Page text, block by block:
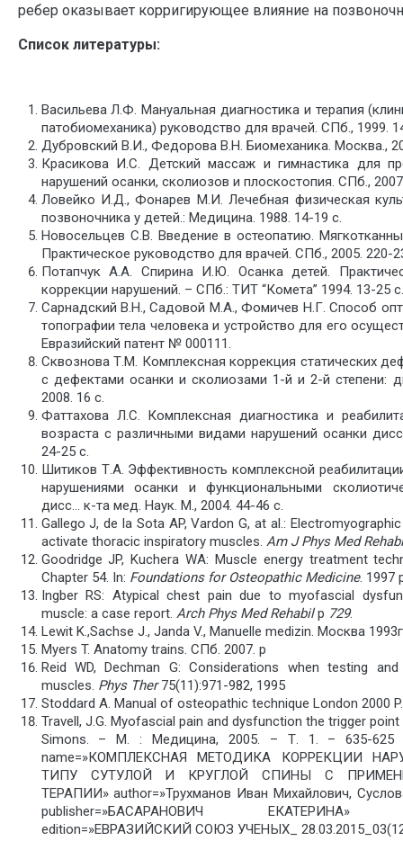
ребер оказывает корригирующее влияние на
Список литературы:
Васильева Л.Ф. Мануальная диагностика и терапия
патобиомеханика) руководство для врачей. СПб., 1999.
Дубровский В.И., Федорова В.Н. Биомеханика. Москва.,
Красикова И.С. Детский массаж и гимнастика для
нарушений осанки, сколиозов и плоскостопия. СПб.,
Ловейко И.Д., Фонарев М.И. Лечебная физическая
позвоночника у детей.: Медицина. 1988. 14-19 с.
Новосельцев С.В. Введение в остеопатию.
Практическое руководство для врачей. СПб., 2005. 220-
Потапчук А.А. Спирина И.Ю. Осанка детей.
коррекции нарушений. – СПб.: ТИТ “Комета” 1994. 13-25 с.
Сарнадский В.Н., Садовой М.А., Фомичев Н.Г. Способ
топографии тела человека и устройство для его
Евразийский патент № 000111.
Сквознова Т.М. Комплексная коррекция статических
с дефектами осанки и сколиозами 1-й и 2-й степени:
2008. 16 с.
Фаттахова Л.С. Комплексная диагностика и
возраста с различными видами нарушений осанки
24-25 с.
Шитиков Т.А. Эффективность комплексной
нарушениями осанки и функциональными
дисс… к-та мед. Наук. М., 2004. 44-46 с.
Gallego J, de la Sota AP, Vardon G, at al.:
activate thoracic inspiratory muscles. Am J Phys Med
Goodridge JP, Kuchera WA: Muscle energy treatment
Chapter 54. In: Foundations for Osteopathic Medicine. 1997
Ingber RS: Atypical chest pain due to myofascial
muscle: a case report. Arch Phys Med Rehabilp 729.
Lewit K.,Sachse J., Janda V., Manuelle medizin. Москва
Myers T. Anatomy trains. CПб. 2007. p
Reid WD, Dechman G: Considerations when testing
muscles. Phys Ther75(11):971-982, 1995
Stoddard A. Manual of osteopathic technique London 2000
Travell, J.G. Myofascial pain and dysfunction the trigger point
Simons. – М. : Медицина, 2005. – Т. 1. – 635-625
name=»КОМПЛЕКСНАЯ МЕТОДИКА КОРРЕКЦИИ
ТИПУ СУТУЛОЙ И КРУГЛОЙ СПИНЫ С
ТЕРАПИИ» author=»Трухманов Иван Михайлович,
publisher=»БАСАРАНОВИЧ ЕКАТЕРИНА»
edition=»ЕВРАЗИЙСКИЙ СОЮЗ УЧЕНЫХ_